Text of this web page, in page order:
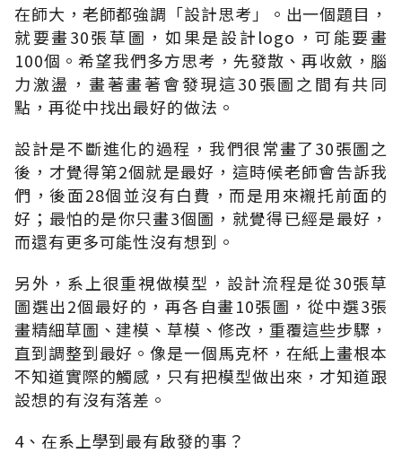
在師大，老師都強調「設計思考」。出一個題目，
就要畫30張草圖，如果是設計logo，可能要畫
100個。希望我們多方思考，先發散、再收斂，腦
力激盪，畫著畫著會發現這30張圖之間有共同
點，再從中找出最好的做法。
設計是不斷進化的過程，我們很常畫了30張圖之
後，才覺得第2個就是最好，這時候老師會告訴我
們，後面28個並沒有白費，而是用來襯托前面的
好；最怕的是你只畫3個圖，就覺得已經是最好，
而還有更多可能性沒有想到。
另外，系上很重視做模型，設計流程是從30張草
圖選出2個最好的，再各自畫10張圖，從中選3張
畫精細草圖、建模、草模、修改，重覆這些步驟，
直到調整到最好。像是一個馬克杯，在紙上畫根本
不知道實際的觸感，只有把模型做出來，才知道跟
設想的有沒有落差。
4、在系上學到最有啟發的事？